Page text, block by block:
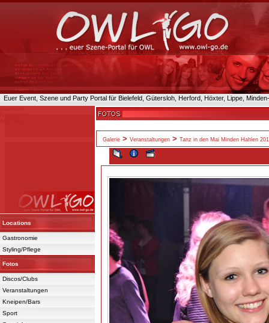
Euer Event, Szene und Party Portal für Bielefeld, Gütersloh, Herford, Höxter, Lippe,
Locations
Gastronomie
Styling/Pflege
Fotos
Discos/Clubs
Veranstaltungen
Kneipen/Bars
Sport
Galerie > Veranstaltungen > Tanz in den Mai Minden Hahlen